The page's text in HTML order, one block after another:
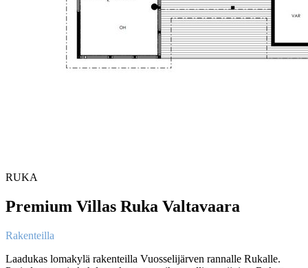
RUKA
Premium Villas Ruka Valtavaara
Rakenteilla
Laadukas lomakylä rakenteilla Vuosselijärven rannalle Rukalle.